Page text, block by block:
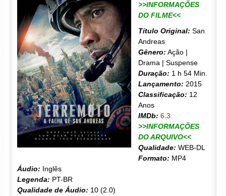
>>INFORMAÇÕES
DO FILME<<
Título Original: San
Andreas
Gênero: Ação |
Drama | Suspense
Duração: 1 h 54 Min.
Lançamento: 2015
Classificação: 12
Anos
IMDb: 6.3
>>INFORMAÇÕES
DO ARQUIVO<<
Qualidade: WEB-DL
Formato: MP4
Áudio: Inglês
Legenda: PT-BR
Qualidade de Áudio: 10 (2.0)